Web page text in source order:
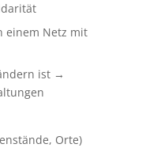
einem Netz mit
ist →
Orte)